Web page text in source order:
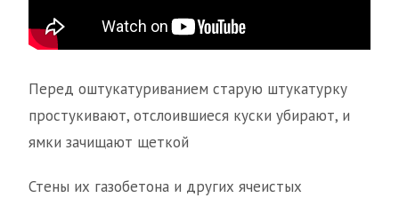
Перед оштукатуриванием старую штукатурку
простукивают, отслоившиеся куски убирают, и
ямки зачищают щеткой
Стены их газобетона и других ячеистых